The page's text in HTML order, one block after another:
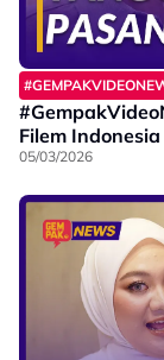
Filem Indonesia
05/03/2026